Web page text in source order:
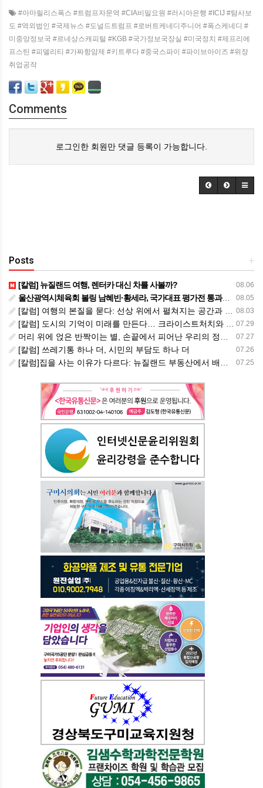
#아마릴리스폭스 #트럼프자문역 #CIA비밀요원 #러시아은행 #ICIJ #탐사보
도 #역외법인 #국제뉴스 #도널드트럼프 #로버트케네디주니어 #폭스케네디 #
미중앙정보국 #르네상스캐피털 #KGB #국가정보국장실 #미국정치 #제프리에
프스틴 #피델리티 #가짜항암제 #키트루다 #중국스파이 #파이브아이즈 #위장
취업공작
Comments
로그인한 회원만 댓글 등록이 가능합니다.
+
Posts
08.06
[칼럼] 뉴질랜드 여행, 렌터카 대신 차를 사볼까?
08.05
울산광역시체육회 볼링 남혜빈·황세라, 국가대표 평가전 통과… ‘아시아선수권 출전’
08.03
[칼럼] 여행의 본질을 묻다: 선상 위에서 펼쳐지는 공간과 사람, 그리고 미식의 미학
07.29
[칼럼] 도시의 기억이 미래를 만든다… 크라이스트처치와 한국 도시가 주는 교훈
07.27
머리 위에 얹은 반짝이는 별, 손끝에서 피어난 우리의 정체성
07.26
[칼럼] 쓰레기통 하나 더, 시민의 부담도 하나 더
07.25
[칼럼]집을 사는 이유가 다르다: 뉴질랜드 부동산에서 배운 다섯 가지 교훈